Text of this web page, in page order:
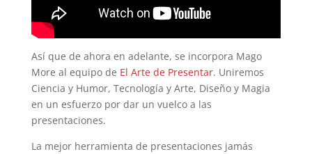
Así que de ahora en adelante, se incorpora Mago
More al equipo de El Arte de Presentar. Uniremos
Ciencia y Humor, Tecnología y Arte, Diseño y Magia
en un esfuerzo por dar un vuelco a las
presentaciones.
La mejor herramienta de presentaciones jamás